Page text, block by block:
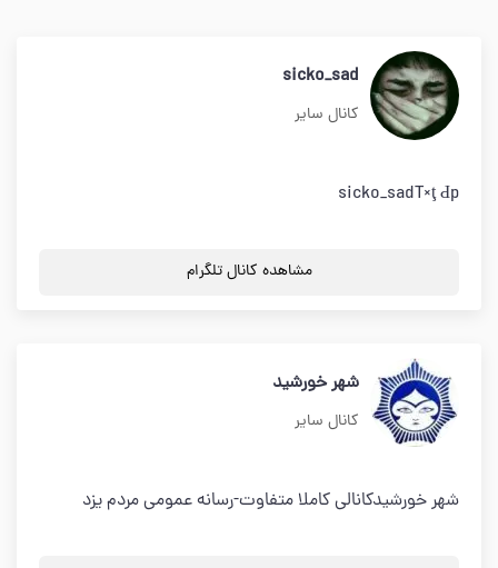
sicko_sad
کانال سایر
sicko_sadT×ţ Ԁp
مشاهده کانال تلگرام
شهر خورشید
کانال سایر
شهر خورشیدکانالی کاملا متفاوت-رسانه عمومی مردم یزد